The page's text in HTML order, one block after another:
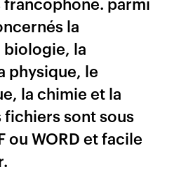
la
biologie, la
physique, le
la chimie et la
sont sous
ou WORD et facile